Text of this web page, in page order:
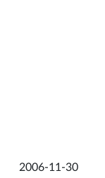
2006-11-30